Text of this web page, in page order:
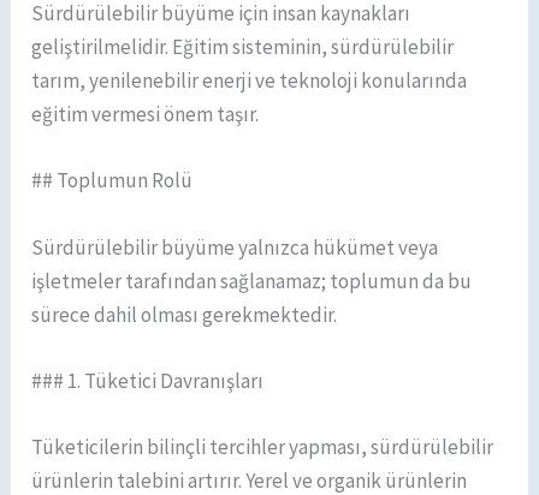
Sürdürülebilir büyüme için insan kaynakları
geliştirilmelidir. Eğitim sisteminin, sürdürülebilir
tarım, yenilenebilir enerji ve teknoloji konularında
eğitim vermesi önem taşır.
## Toplumun Rolü
Sürdürülebilir büyüme yalnızca hükümet veya
işletmeler tarafından sağlanamaz; toplumun da bu
sürece dahil olması gerekmektedir.
### 1. Tüketici Davranışları
Tüketicilerin bilinçli tercihler yapması, sürdürülebilir
ürünlerin talebini artırır. Yerel ve organik ürünlerin